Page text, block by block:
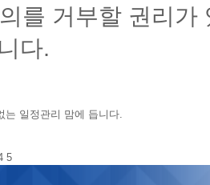
를 거부할 권리
다.
는 일정관리 맘에 듭니다.
5